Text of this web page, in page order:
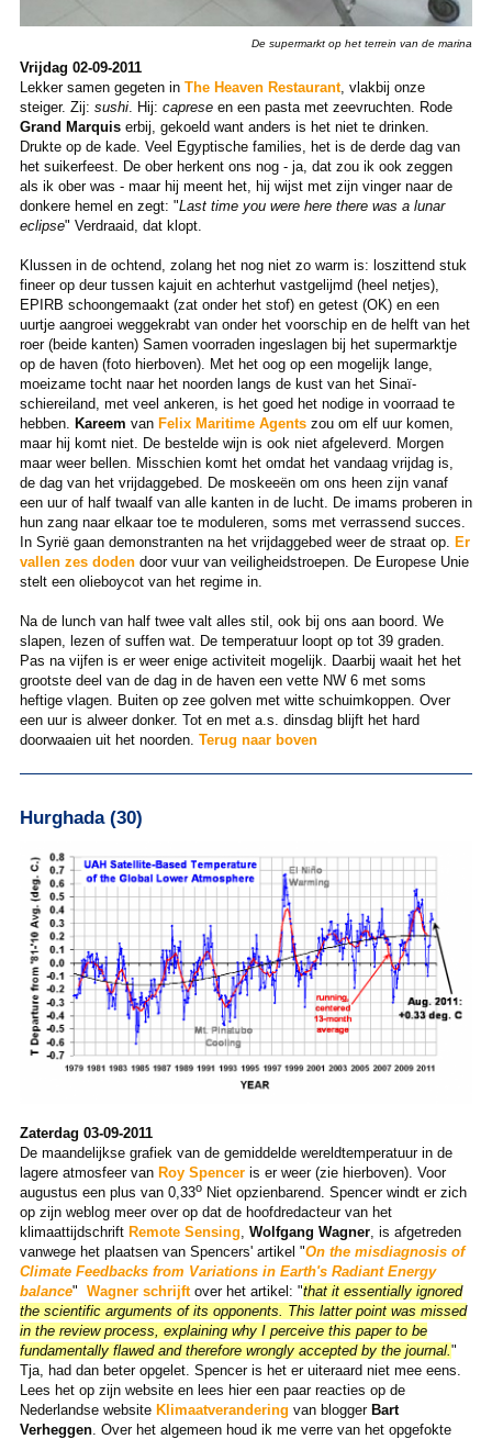
De supermarkt op het terrein van de marina
Vrijdag 02-09-2011
Lekker samen gegeten in The Heaven Restaurant, vlakbij onze
steiger. Zij: sushi. Hij: capreseen een pasta met zeevruchten. Rode
Grand Marquiserbij, gekoeld want anders is het niet te drinken.
Drukte op de kade. Veel Egyptische families, het is de derde dag van
het suikerfeest. De ober herkent ons nog - ja, dat zou ik ook zeggen
als ik ober was - maar hij meent het, hij wijst met zijn vinger naar de
donkere hemel en zegt: "Last time you were here there was a lunar
eclipse" Verdraaid, dat klopt.
Klussen in de ochtend, zolang het nog niet zo warm is: loszittend stuk
fineer op deur tussen kajuit en achterhut vastgelijmd (heel netjes),
EPIRB schoongemaakt (zat onder het stof) en getest (OK) en een
uurtje aangroei weggekrabt van onder het voorschip en de helft van het
roer (beide kanten) Samen voorraden ingeslagen bij het supermarktje
op de haven (foto hierboven). Met het oog op een mogelijk lange,
moeizame tocht naar het noorden langs de kust van het Sinaï-
schiereiland, met veel ankeren, is het goed het nodige in voorraad te
hebben. Kareem van Felix Maritime Agentszou om elf uur komen,
maar hij komt niet. De bestelde wijn is ook niet afgeleverd. Morgen
maar weer bellen. Misschien komt het omdat het vandaag vrijdag is,
de dag van het vrijdaggebed. De moskeeën om ons heen zijn vanaf
een uur of half twaalf van alle kanten in de lucht. De imams proberen in
hun zang naar elkaar toe te moduleren, soms met verrassend succes.
In Syrië gaan demonstranten na het vrijdaggebed weer de straat op. Er
vallen zes dodendoor vuur van veiligheidstroepen. De Europese Unie
stelt een olieboycot van het regime in.
Na de lunch van half twee valt alles stil, ook bij ons aan boord. We
slapen, lezen of suffen wat. De temperatuur loopt op tot 39 graden.
Pas na vijfen is er weer enige activiteit mogelijk. Daarbij waait het het
grootste deel van de dag in de haven een vette NW 6 met soms
heftige vlagen. Buiten op zee golven met witte schuimkoppen. Over
een uur is alweer donker. Tot en met a.s. dinsdag blijft het hard
doorwaaien uit het noorden. Terug naar boven
Hurghada (30)
Zaterdag 03-09-2011
De maandelijkse grafiek van de gemiddelde wereldtemperatuur in de
lagere atmosfeer van Roy Spenceris er weer (zie hierboven). Voor
augustus een plus van 0,33oNiet opzienbarend. Spencer windt er zich
op zijn weblog meer over op dat de hoofdredacteur van het
klimaattijdschrift Remote Sensing Wolfgang Wagner, is afgetreden
vanwege het plaatsen van Spencers' artikel "On the misdiagnosis of
Climate Feedbacks from Variations in Earth's Radiant Energy
balance" Wagner schrijftover het artikel: "that it essentially ignored
the scientific arguments of its opponents. This latter point was missed
in the review process, explaining why I perceive this paper to be
fundamentally flawed and therefore wrongly accepted by the journal. "
Tja, had dan beter opgelet. Spencer is het er uiteraard niet mee eens.
Lees het op zijn website en lees hier een paar reacties op de
Nederlandse website Klimaatverandering van bloggerBart
Verheggen. Over het algemeen houd ik me verre van het opgefokte